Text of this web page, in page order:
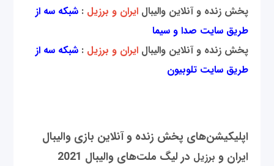
پخش زنده و آنلاین والیبال ایران و برزیل:شبکه سه از
طریق سایت صدا و سیما
پخش زنده و آنلاین والیبالایران و برزیل:شبکه سه از
طریق سایت تلوبیون
اپلیکیشن‌های پخش زنده و آنلاین بازی والیبال
ایران و برزیل در لیگ ملت‌های والیبال 2021